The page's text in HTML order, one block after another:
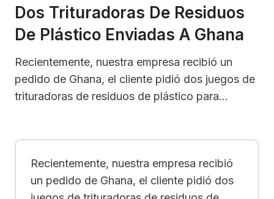
Dos Trituradoras De Residuos
De Plástico Enviadas A Ghana
Recientemente, nuestra empresa recibió un
pedido de Ghana, el cliente pidió dos juegos de
trituradoras de residuos de plástico para...
Recientemente, nuestra empresa recibió
un pedido de Ghana, el cliente pidió dos